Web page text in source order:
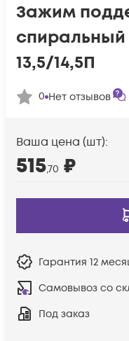
Зажим
13,5/14,5П
0 Нет отзывов
Ваша цена (шт):
515,70 ₽
Гарантия 12
Самовывоз со
Под заказ